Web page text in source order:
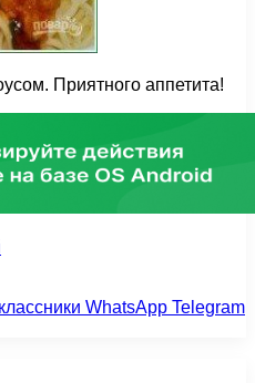
Приятного аппетита!
WhatsApp Telegram